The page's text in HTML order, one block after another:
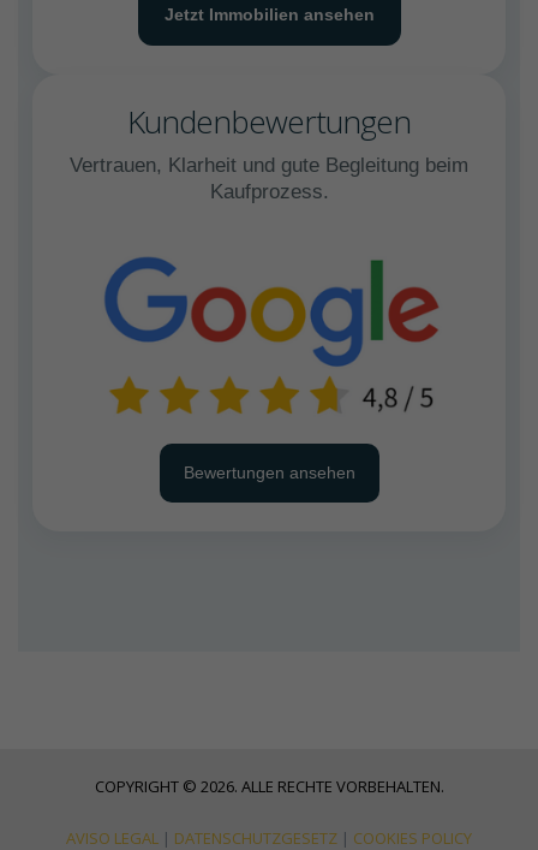
Jetzt Immobilien ansehen
Kundenbewertungen
Vertrauen, Klarheit und gute Begleitung beim
Kaufprozess.
Bewertungen ansehen
COPYRIGHT © 2026. ALLE RECHTE VORBEHALTEN.
AVISO LEGAL | DATENSCHUTZGESETZ | COOKIES POLICY